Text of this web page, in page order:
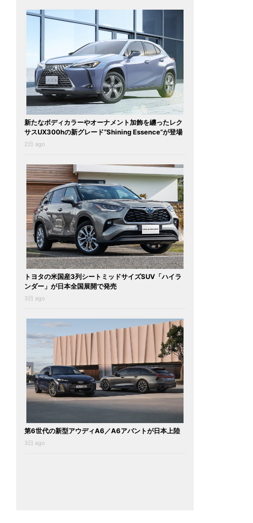
新たなボディカラーやオーナメント加飾を纏ったレク
サスUX300hの新グレード“Shining Essence”が登場
2日 ago
トヨタの米国産3列シートミッドサイズSUV「ハイラ
ンダー」が日本全国展開で発売
3日 ago
第6世代の新型アウディA6／A6アバントが日本上陸
3日 ago